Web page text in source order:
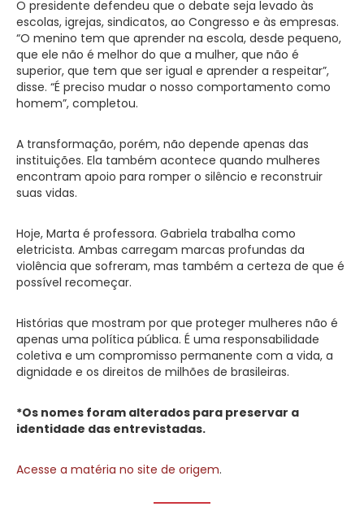
O presidente defendeu que o debate seja levado às
escolas, igrejas, sindicatos, ao Congresso e às empresas.
“O menino tem que aprender na escola, desde pequeno,
que ele não é melhor do que a mulher, que não é
superior, que tem que ser igual e aprender a respeitar”,
disse. “É preciso mudar o nosso comportamento como
homem”, completou.
A transformação, porém, não depende apenas das
instituições. Ela também acontece quando mulheres
encontram apoio para romper o silêncio e reconstruir
suas vidas.
Hoje, Marta é professora. Gabriela trabalha como
eletricista. Ambas carregam marcas profundas da
violência que sofreram, mas também a certeza de que é
possível recomeçar.
Histórias que mostram por que proteger mulheres não é
apenas uma política pública. É uma responsabilidade
coletiva e um compromisso permanente com a vida, a
dignidade e os direitos de milhões de brasileiras.
*Os nomes foram alterados para preservar a
identidade das entrevistadas.
Acesse a matéria no site de origem.